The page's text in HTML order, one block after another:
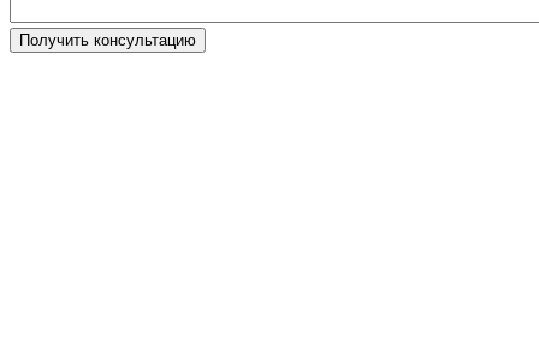
Получить консультацию